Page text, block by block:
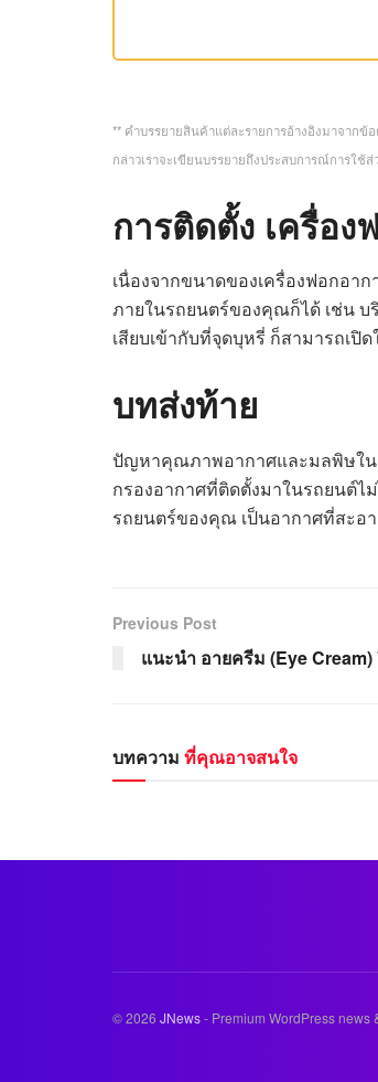
** คำบรรยายสินค้าแต่ละรายการอ้างอิงมาจาก
กล่าวเราจะเขียนบรรยายถึงประสบการณ์การใช้ส่
การติดตั้ง เครื่อ
เนื่องจากขนาดของเครื่องฟอกอา
ภายในรถยนตร์ของคุณก็ได้ เช่น บ
เสียบเข้ากับที่จุดบุหรี่ ก็สามารถเปิ
บทส่งท้าย
ปัญหาคุณภาพอากาศและมลพิษใน
กรองอากาศที่ติดตั้งมาในรถยนต์ไ
รถยนตร์ของคุณ เป็นอากาศที่สะอ
Previous Post
แนะนำ อายครีม (Eye
บทความ ที่คุณอาจสนใจ
© 2026 JNews- Premium WordPress news